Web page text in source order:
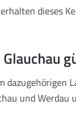
dieses
dazugehörigen
und Werdau